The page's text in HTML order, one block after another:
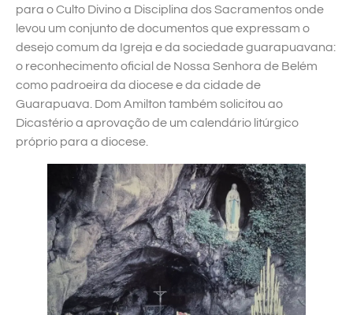
para o Culto Divino a Disciplina dos Sacramentos onde
levou um conjunto de documentos que expressam o
desejo comum da Igreja e da sociedade guarapuavana:
o reconhecimento oficial de Nossa Senhora de Belém
como padroeira da diocese e da cidade de
Guarapuava. Dom Amilton também solicitou ao
Dicastério a aprovação de um calendário litúrgico
próprio para a diocese.